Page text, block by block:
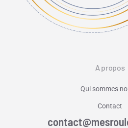
A propos
Qui sommes
Contact